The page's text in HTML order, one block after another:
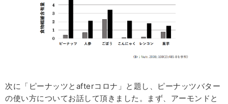
次に「ピーナッツとafterコロナ」と題し、ピーナッツバター
の使い方についてお話して頂きました。まず、アーモンドと